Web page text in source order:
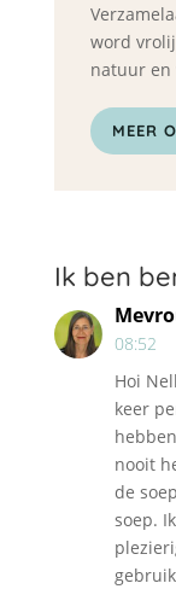
word
natuur en
MEER
Ik ben
08:52
Hoi
keer
nooit
de
soep.